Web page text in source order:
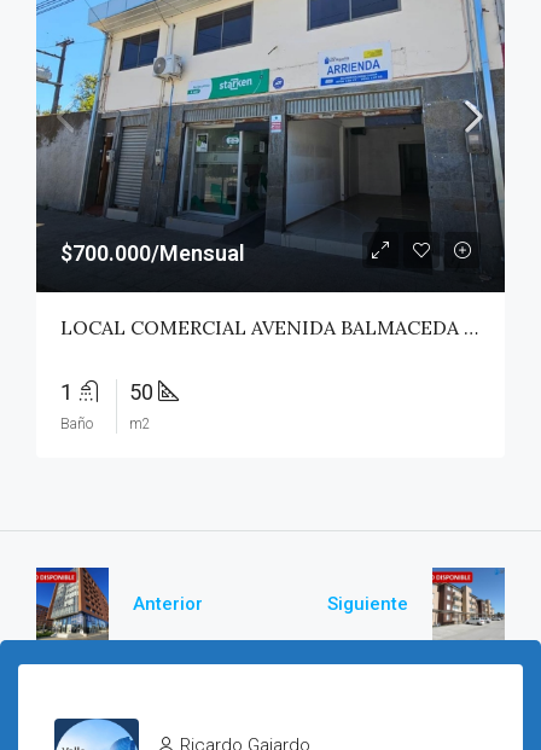
$700.000/Mensual
LOCAL COMERCIAL AVENIDA BALMACEDA – SAN JAVIER
1
Baño
50
m2
Anterior Siguiente
Ricardo Gajardo